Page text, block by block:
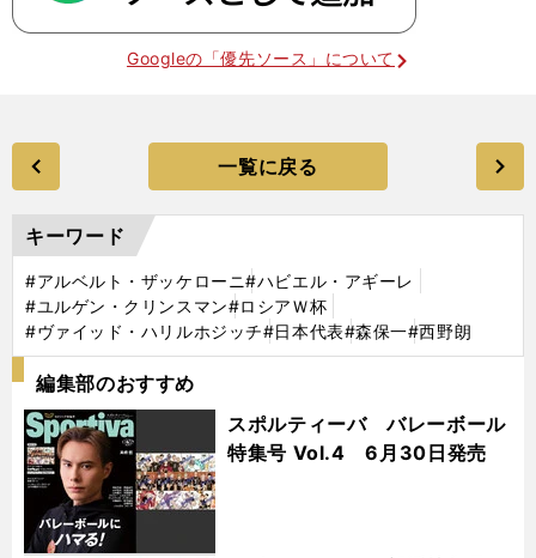
Googleの「優先ソース」について
一覧に戻る
キーワード
#アルベルト・ザッケローニ#ハビエル・アギーレ
#ユルゲン・クリンスマン#ロシアＷ杯
#ヴァイッド・ハリルホジッチ#日本代表#森保一#西野朗
編集部のおすすめ
スポルティーバ バレーボール
特集号 Vol.4 6月30日発売